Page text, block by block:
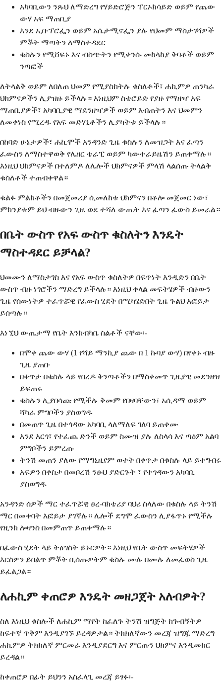
አካባቢውን ንጹህ ለማድረግ የሃይድሮጅን ፐርኦክሳይድ ወይም የጨው
ውሃ አፍ ማጠቢያ
እንደ ኢቡፕሮፌን ወይም አሴታሚኖፌን ያሉ የህመም ማስታገሻዎች
ምቾት ማጣትን ለማስተዳደር
ቁስሉን የሚሸፍኑ እና ብስጭትን የሚቀንሱ መከላከያ ቅባቶች ወይም
ንጣፎች
ለትላልቅ ወይም ለበለጠ ህመም የሚያስከትሉ ቁስለቶች፣ ሐኪምዎ ጠንካራ
ህክምናዎችን ሊያዝዙ ይችላሉ። እነዚህም ስቴሮይድ የያዙ የማዘዣ አፍ
ማጠቢያዎች፣ አካባቢያዊ ማደንዘዣዎች ወይም እብጠትን እና ህመምን
ለመቀነስ የሚረዱ የአፍ መድሃኒቶችን ሊያካትቱ ይችላሉ።
በከባድ ሁኔታዎች፣ ሐኪሞች አንዳንድ ጊዜ ቁስሉን ለመዝጋት እና ፈጣን
ፈውስን ለማስተዋወቅ የሌዘር ቴራፒ ወይም ካውተራይዜሽን ይጠቀማሉ።
እነዚህ ህክምናዎች በተለምዶ ለሌሎች ህክምናዎች ምላሽ ላልሰጡ ትላልቅ
ቁስለቶች ተጠብቀዋል።
ቁልፉ ምልክቶችን በመጀመሪያ ሲመለከቱ ህክምናን በቶሎ መጀመር ነው፣
ምክንያቱም ይህ ብዙውን ጊዜ ወደ ተሻለ ውጤት እና ፈጣን ፈውስ ይመራል።
በቤት ውስጥ የአፍ ውስጥ ቁስለትን እንዴት
ማስተዳደር ይቻላል?
ህመሙን ለማስታገስ እና የአፍ ውስጥ ቁስለትዎ በፍጥነት እንዲድን በቤት
ውስጥ ብዙ ነገሮችን ማድረግ ይችላሉ። እነዚህ ቀላል መፍትሄዎች ብዙውን
ጊዜ የሰውነትዎ ተፈጥሯዊ የፈውስ ሂደት በሚካሄድበት ጊዜ ጉልህ እፎይታ
ይሰጣሉ።
እነኚህ ውጤታማ የቤት እንክብካቤ ስልቶች ናቸው፡-
በሞቀ ጨው ውሃ (1 የሻይ ማንኪያ ጨው በ 1 ኩባያ ውሃ) በየቀኑ ብዙ
ጊዜ ያጠቡ
በቀጥታ በቁስሉ ላይ የበረዶ ቅንጣቶችን በማስቀመጥ ጊዜያዊ መደንዘዝ
ይፍጠሩ
ቁስሉን ሊያበሳጩ የሚችሉ ቅመም የበዛባቸውን፣ አሲዳማ ወይም
ሻካራ ምግቦችን ያስወግዱ
በመጠጥ ጊዜ በተጎዳው አካባቢ ላለማለፍ ገለባ ይጠቀሙ
እንደ እርጎ፣ የተፈጨ ድንች ወይም ስሙዝ ያሉ ለስላሳ እና ጣዕም አልባ
ምግቦችን ይምረጡ
ትንሽ መጠን ያለው የማግኒዚየም ወተት በቀጥታ በቁስሉ ላይ ይተግብሩ
አፍዎን በቀስታ በመቦረሽ ንፁህ ያድርጉት ፣ የተጎዳውን አካባቢ
ያስወግዱ
አንዳንድ ሰዎች ማር ተፈጥሯዊ ፀረ-ባክቴሪያ ባህሪ ስላለው በቁስሉ ላይ ትንሽ
ማር በመቀባት እፎይታ ያገኛሉ። ሌሎች ደግሞ ፈውስን ሊያፋጥኑ የሚችሉ
የዚንክ ሎዛንስ በመምጠጥ ይጠቀማሉ።
በፈውስ ሂደት ላይ ትዕግስት ይኑርዎት። እነዚህ የቤት ውስጥ መፍትሄዎች
እርስዎን ይበልጥ ምቾት ቢሰጡዎትም ቁስሉ ሙሉ በሙሉ ለመፈወስ ጊዜ
ይፈልጋል።
ለሐኪም ቀጠሮዎ እንዴት መዘጋጀት አለብዎት?
ስለ እነዚህ ቁስሎች ለሐኪም ማየት ከፈለጉ ትንሽ ዝግጅት ከጉብኝትዎ
ከፍተኛ ጥቅም እንዲያገኙ ይረዳዎታል። ትክክለኛውን መረጃ ዝግጁ ማድረግ
ሐኪምዎ ትክክለኛ ምርመራ እንዲያደርግ እና ምርጡን ህክምና እንዲመክር
ይረዳል።
ከቀጠሮዎ በፊት ይህንን አስፈላጊ መረጃ ይፃፉ፡-